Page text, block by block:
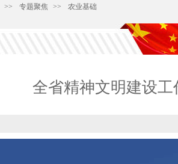
>> 专题聚焦 >> 农业基础
全省精神文明建设